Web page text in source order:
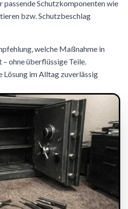
passende Schutzkomponenten wie
bzw. Schutzbeschlag
welche Maßnahme in
ohne überflüssige Teile.
Lösung im Alltag zuverlässig